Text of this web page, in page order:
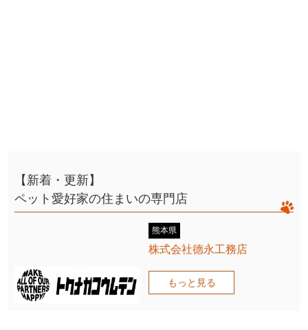
【新着・更新】
ペット愛好家の住まいの専門店
熊本県
株式会社德永工務店
もっと見る